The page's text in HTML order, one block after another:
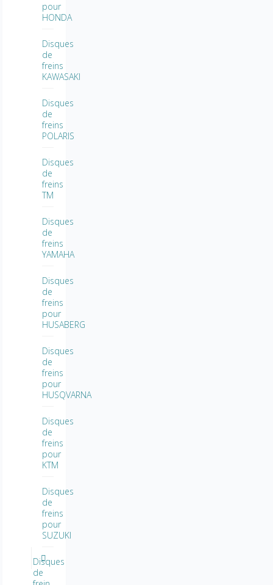
pour
HONDA
Disques
de
freins
KAWASAKI
Disques
de
freins
POLARIS
Disques
de
freins
TM
Disques
de
freins
YAMAHA
Disques
de
freins
pour
HUSABERG
Disques
de
freins
pour
HUSQVARNA
Disques
de
freins
pour
KTM
Disques
de
freins
pour
SUZUKI
Disques
de